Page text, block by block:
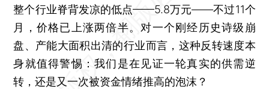
整个行业脊背发凉的低点——5.8万元——不过11个
月，价格已上涨两倍半。对一个刚经历史诗级崩
盘、产能大面积出清的行业而言，这种反转速度本
身就值得警惕：我们是在见证一轮真实的供需逆
转，还是又一次被资金情绪推高的泡沫？